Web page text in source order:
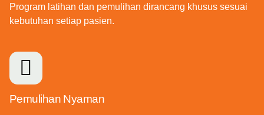
Program latihan dan pemulihan dirancang khusus sesuai
kebutuhan setiap pasien.
Pemulihan Nyaman